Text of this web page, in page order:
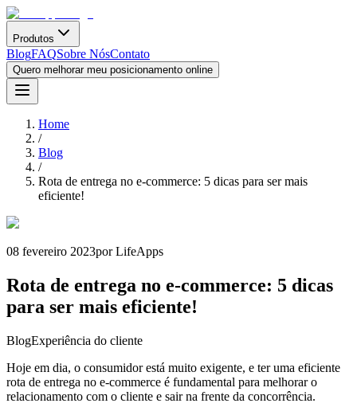
Produtos
BlogFAQSobre NósContato
Quero melhorar meu posicionamento online
Home
/
Blog
/
Rota de entrega no e-commerce: 5 dicas para ser mais
eficiente!
08 fevereiro 2023por LifeApps
Rota de entrega no e-commerce: 5 dicas
para ser mais eficiente!
BlogExperiência do cliente
Hoje em dia, o consumidor está muito exigente, e ter uma eficiente
rota de entrega no e-commerce é fundamental para melhorar o
relacionamento com o cliente e sair na frente da concorrência.